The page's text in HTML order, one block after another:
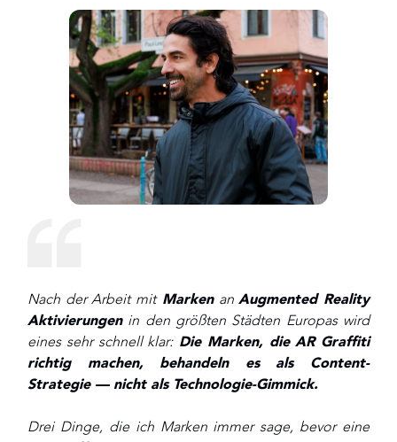
Nach der Arbeit mitMarkenanAugmented Reality
Aktivierungenin den größten Städten Europas wird
eines sehr schnell klar:Die Marken, die AR Graffiti
richtig machen, behandeln es als Content-
Strategie — nicht als Technologie-Gimmick.
Drei Dinge, die ich Marken immer sage, bevor eine